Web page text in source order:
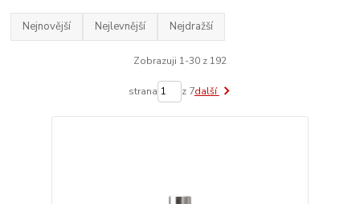
Nejnovější Nejlevnější Nejdražší
Zobrazuji 1-30 z 192
strana z 7další